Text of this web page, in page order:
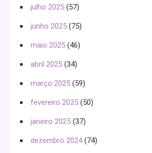
julho 2025 (57)
junho 2025 (75)
maio 2025 (46)
abril 2025 (34)
março 2025 (59)
fevereiro 2025 (50)
janeiro 2025 (37)
dezembro 2024(74)